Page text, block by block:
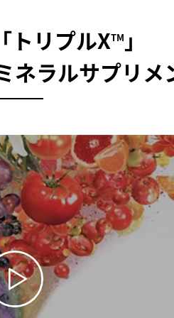
トリプルXTM 」
ネラルサプリメ